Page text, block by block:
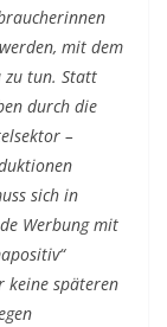
mit dem
zu tun. Statt
durch die
–
sich in
Werbung mit
keine späteren